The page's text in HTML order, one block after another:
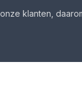
klanten,